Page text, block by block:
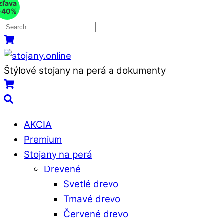
Skip
to
content
MenuKošík
Štýlové stojany na perá a dokumenty
Košík
Search
AKCIA
Premium
Stojany na perá
Drevené
Svetlé drevo
Tmavé drevo
Červené drevo